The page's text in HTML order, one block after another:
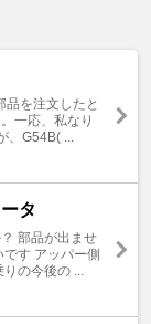
を注文したと
一応、私なり
G54B( ...
タ
部品が出ませ
す アッパー側
の今後の ...